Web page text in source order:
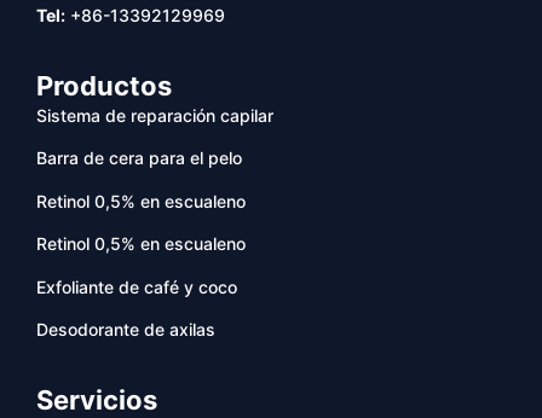
Tel: +86-13392129969
Productos
Sistema de reparación capilar
Barra de cera para el pelo
Retinol 0,5% en escualeno
Retinol 0,5% en escualeno
Exfoliante de café y coco
Desodorante de axilas
Servicios